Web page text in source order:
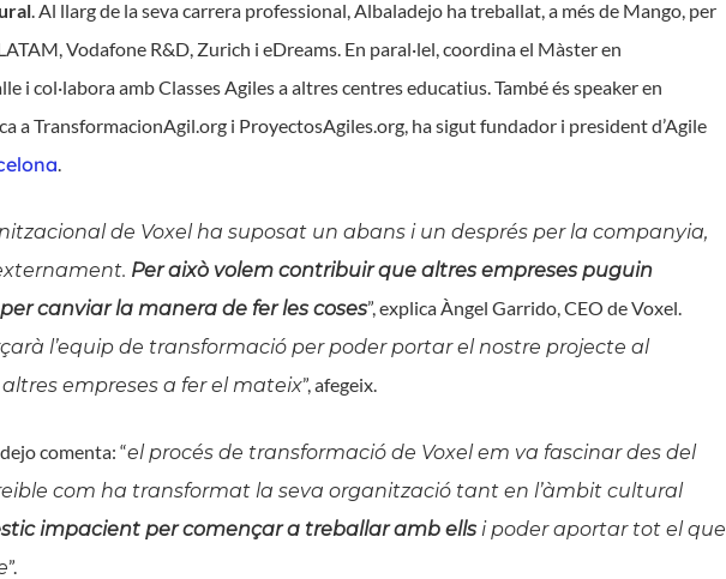
. Al llarg de la seva carrera professional, Albaladejo ha treballat, a més de Mango, per
Vodafone R&D, Zurich i eDreams. En paral·lel, coordina el Màster en
i col·labora amb Classes Agiles a altres centres educatius. També és speaker en
a TransformacionAgil.org i ProyectosAgiles.org, ha sigut fundador i president d’Agile
.
de Voxel ha suposat un abans i un després per la companyia,
Per això volem contribuir que altres empreses puguin
canviar la manera de fer les coses”, explica Àngel Garrido, CEO de Voxel.
l’equip de transformació per poder portar el nostre projecte al
empreses a fer el mateix”, afegeix.
comenta: “el procés de transformació de Voxel em va fascinar des del
com ha transformat la seva organització tant en l’àmbit cultural
impacient per començar a treballar amb ells i poder aportar tot el que
”.